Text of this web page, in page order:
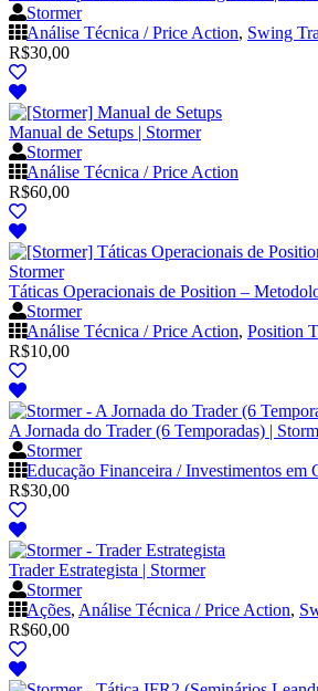
Stormer
Análise Técnica / Price Action, Swing
R$30,00
Manual de Setups | Stormer
Stormer
Análise Técnica / Price Action
R$60,00
Táticas Operacionais de Position –
Stormer
Análise Técnica / Price Action, Position
R$10,00
A Jornada do Trader (6 Temporadas) |
Stormer
Educação Financeira / Investimentos em
R$30,00
Trader Estrategista | Stormer
Stormer
Ações, Análise Técnica / Price Action,
R$60,00